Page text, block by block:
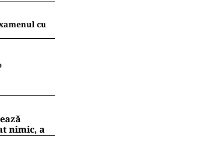
cu
nimic, a